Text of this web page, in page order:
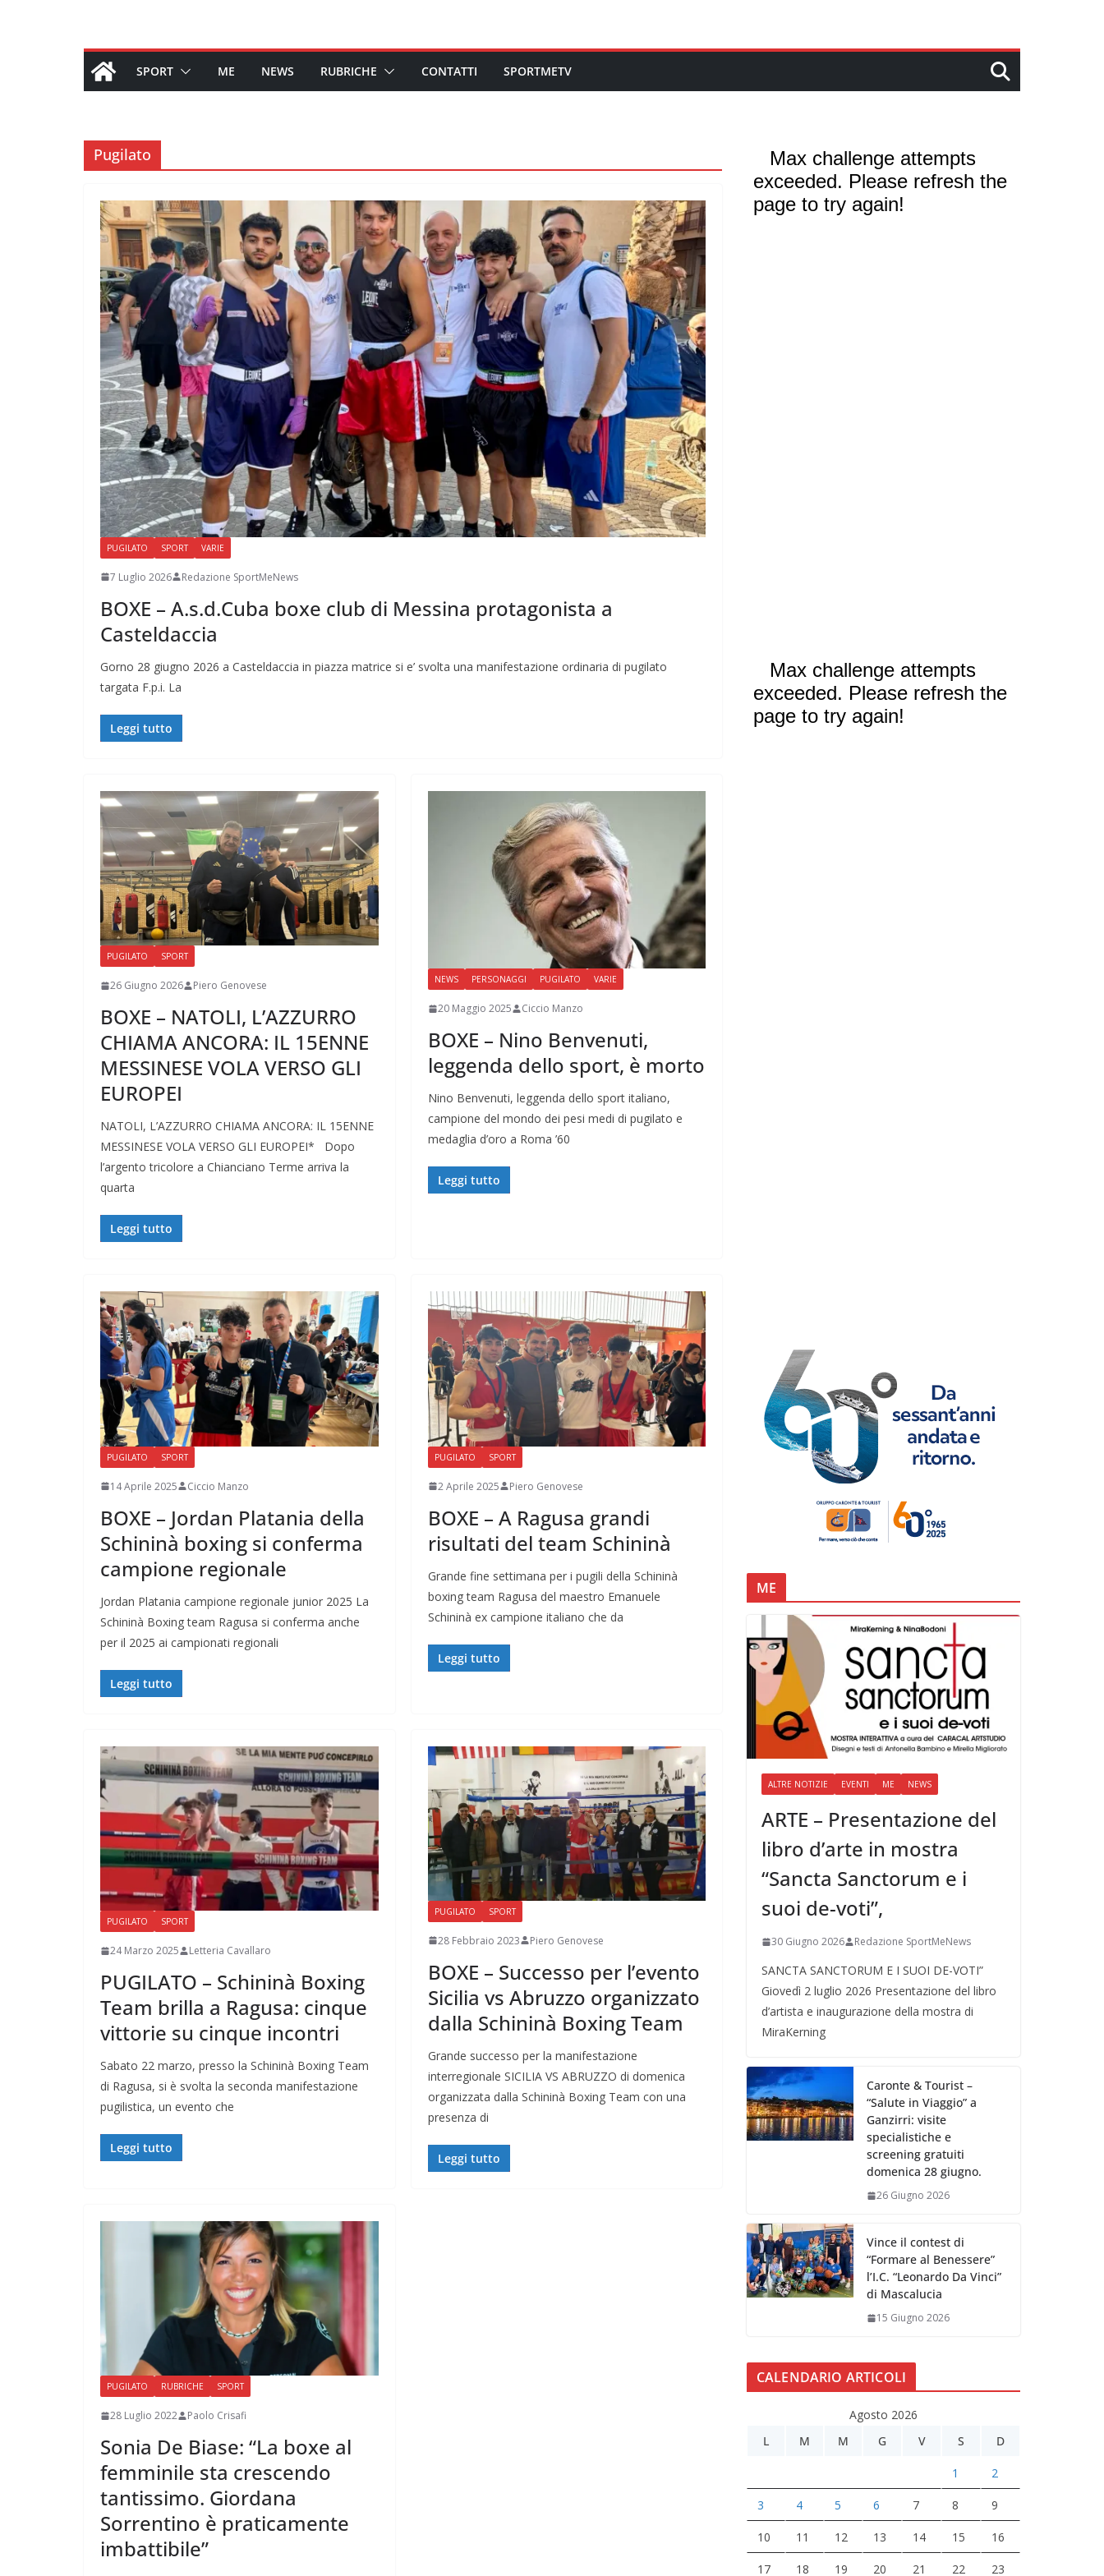
SPORT ME NEWS RUBRICHE CONTATTI SPORTMETV
Pugilato
PUGILATO SPORT VARIE
7 Luglio 2026 Redazione SportMeNews
BOXE – A.s.d.Cuba boxe club di Messina protagonista a
Casteldaccia
Gorno 28 giugno 2026 a Casteldaccia in piazza matrice si e’ svolta una manifestazione ordinaria di pugilato
targata F.p.i. La
Leggi tutto
PUGILATO SPORT
26 Giugno 2026 Piero Genovese
BOXE – NATOLI, L’AZZURRO
CHIAMA ANCORA: IL 15ENNE
MESSINESE VOLA VERSO GLI
EUROPEI
NATOLI, L’AZZURRO CHIAMA ANCORA: IL 15ENNE
MESSINESE VOLA VERSO GLI EUROPEI* Dopo
l’argento tricolore a Chianciano Terme arriva la
quarta
Leggi tutto
NEWS PERSONAGGI PUGILATO VARIE
20 Maggio 2025 Ciccio Manzo
BOXE – Nino Benvenuti,
leggenda dello sport, è morto
Nino Benvenuti, leggenda dello sport italiano,
campione del mondo dei pesi medi di pugilato e
medaglia d’oro a Roma ’60
Leggi tutto
PUGILATO SPORT
14 Aprile 2025 Ciccio Manzo
BOXE – Jordan Platania della
Schininà boxing si conferma
campione regionale
Jordan Platania campione regionale junior 2025 La
Schininà Boxing team Ragusa si conferma anche
per il 2025 ai campionati regionali
Leggi tutto
PUGILATO SPORT
2 Aprile 2025 Piero Genovese
BOXE – A Ragusa grandi
risultati del team Schininà
Grande fine settimana per i pugili della Schininà
boxing team Ragusa del maestro Emanuele
Schininà ex campione italiano che da
Leggi tutto
PUGILATO SPORT
24 Marzo 2025 Letteria Cavallaro
PUGILATO – Schininà Boxing
Team brilla a Ragusa: cinque
vittorie su cinque incontri
Sabato 22 marzo, presso la Schininà Boxing Team
di Ragusa, si è svolta la seconda manifestazione
pugilistica, un evento che
Leggi tutto
PUGILATO SPORT
28 Febbraio 2023 Piero Genovese
BOXE – Successo per l’evento
Sicilia vs Abruzzo organizzato
dalla Schininà Boxing Team
Grande successo per la manifestazione
interregionale SICILIA VS ABRUZZO di domenica
organizzata dalla Schininà Boxing Team con una
presenza di
Leggi tutto
PUGILATO RUBRICHE SPORT
28 Luglio 2022 Paolo Crisafi
Sonia De Biase: “La boxe al
femminile sta crescendo
tantissimo. Giordana
Sorrentino è praticamente
imbattibile”
ME
ALTRE NOTIZIE EVENTI ME NEWS
ARTE – Presentazione del
libro d’arte in mostra
“Sancta Sanctorum e i
suoi de-voti”,
30 Giugno 2026 Redazione SportMeNews
SANCTA SANCTORUM E I SUOI DE-VOTI”
Giovedì 2 luglio 2026 Presentazione del libro
d’artista e inaugurazione della mostra di
MiraKerning
Caronte & Tourist –
“Salute in Viaggio” a
Ganzirri: visite
specialistiche e
screening gratuiti
domenica 28 giugno.
26 Giugno 2026
Vince il contest di
“Formare al Benessere”
l’I.C. “Leonardo Da Vinci”
di Mascalucia
15 Giugno 2026
CALENDARIO ARTICOLI
Agosto 2026
L
M M G V S D
1 2
3 4 5 6 7 8 9
10 11 12 13 14 15 16
17 18 19 20 21 22 23